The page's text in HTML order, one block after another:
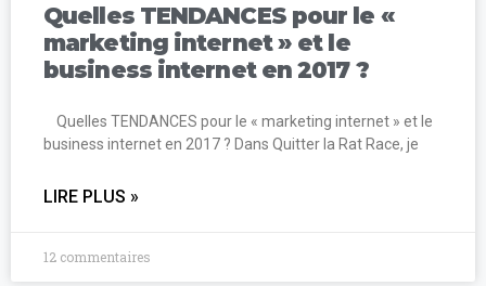
Quelles TENDANCES pour le «
marketing internet » et le
business internet en 2017 ?
Quelles TENDANCES pour le « marketing internet » et le
business internet en 2017 ? Dans Quitter la Rat Race, je
LIRE PLUS »
12 commentaires